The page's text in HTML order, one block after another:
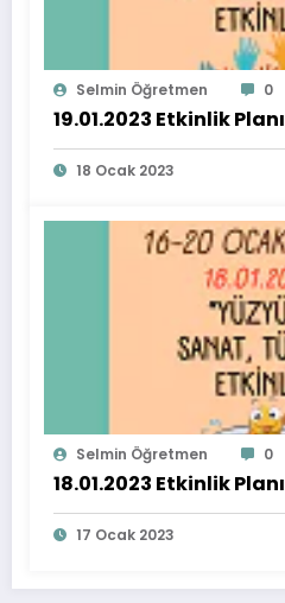
Selmin Öğretmen 0
19.01.2023 Etkinlik Planı
18 Ocak 2023
Selmin Öğretmen 0
18.01.2023 Etkinlik Planı
17 Ocak 2023